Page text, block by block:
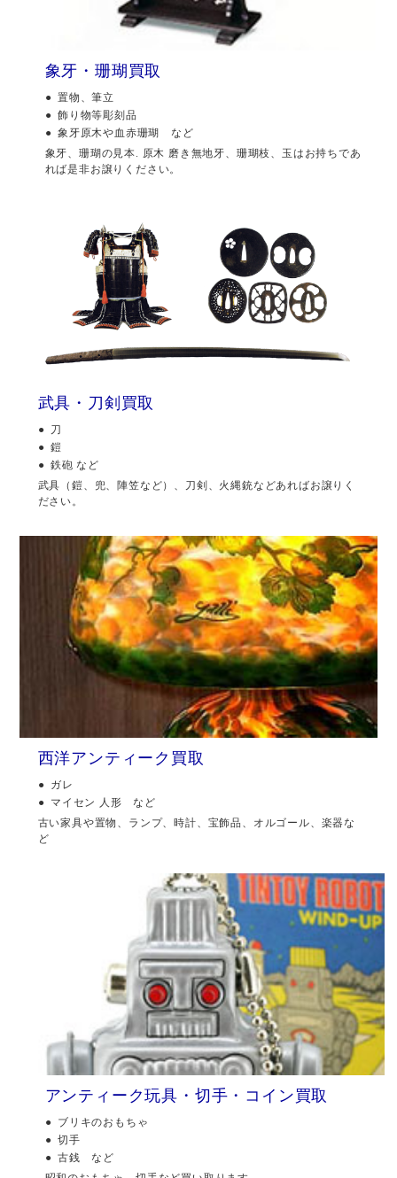
象牙・珊瑚買取
置物、筆立
飾り物等彫刻品
象牙原木や血赤珊瑚 など
象牙、珊瑚の見本. 原木 磨き無地牙、珊瑚枝、玉はお持ちであ
れば是非お譲りください。
武具・刀剣買取
刀
鎧
鉄砲 など
武具（鎧、兜、陣笠など）、刀剣、火縄銃などあればお譲りく
ださい。
西洋アンティーク買取
ガレ
マイセン 人形 など
古い家具や置物、ランプ、時計、宝飾品、オルゴール、楽器な
ど
アンティーク玩具・切手・コイン買取
ブリキのおもちゃ
切手
古銭 など